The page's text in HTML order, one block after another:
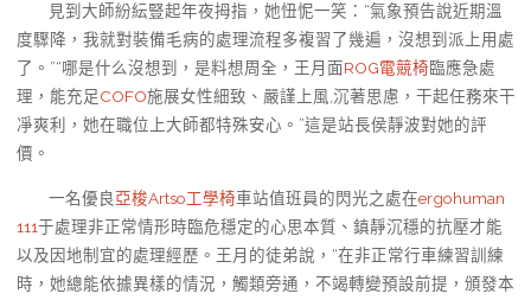
見到大師紛紜豎起年夜拇指，她忸怩一笑：“氣象預告說近期溫
度驟降，我就對裝備毛病的處理流程多複習了幾遍，沒想到派上用處
了。”“哪是什么沒想到，是料想周全，王月面ROG電競椅臨應急處
理，能充足COFO施展女性細致、嚴謹上風,沉著思慮，干起任務來干
凈爽利，她在職位上大師都特殊安心。”這是站長侯靜波對她的評
價。
一名優良亞梭Artso工學椅車站值班員的閃光之處在ergohuman
111于處理非正常情形時臨危穩定的心思本質、鎮靜沉穩的抗壓才能
以及因地制宜的處理經歷。王月的徒弟說，“在非正常行車練習訓練
時，她總能依據異樣的情況，觸類旁通，不竭轉變預設前提，頒發本